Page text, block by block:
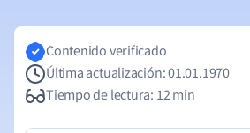
Contenido verificado
Última actualización: 01.01.1970
Tiempo de lectura: 12 min